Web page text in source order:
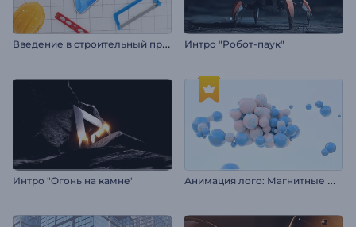
В
ведение в строительный проект Интро "Робот-паук"
Интро "Огонь на камне" А
нимация лого: Магнитные шарики